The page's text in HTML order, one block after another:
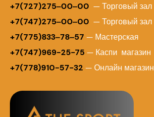
+7(727)275‒00‒00 — Торговый зал
+7(747)275‒00‒00 — Торговый зал
+7(775)833‒78‒57 — Мастерская
+7(747)969-25-75 — Каспи магазин
+7(778)910-57-32 — Онлайн магазин